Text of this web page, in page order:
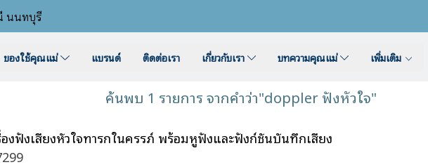
นนทบุรี
ของใช้คุณแม่ แบรนด์ ติดต่อเรา เกี่ยวกับเรา บทความคุณแม่ เพิ่มเติม
ค้นพบ 1 รายการ จากคำว่า"doppler ฟังหัวใจ"
องฟังเสียงหัวใจทารกในครรภ์ พร้อมหูฟังและฟังก์ชันบันทึกเสียง